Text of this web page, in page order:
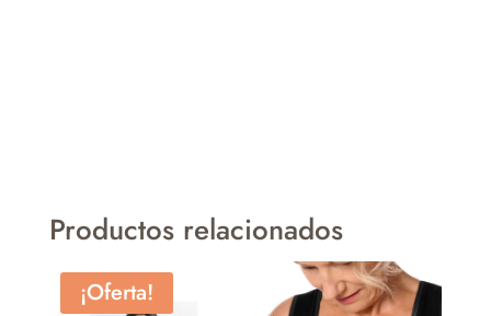
Productos relacionados
¡Oferta!